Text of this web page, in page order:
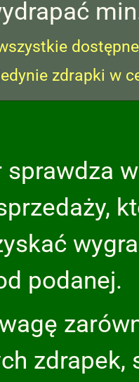
zdrapki w
podanej.
zdrapek,